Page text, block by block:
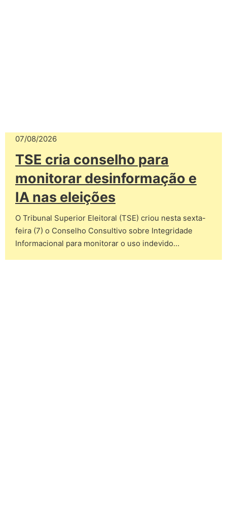
07/08/2026
TSE cria conselho para
monitorar desinformação e
IA nas eleições
O Tribunal Superior Eleitoral (TSE) criou nesta sexta-
feira (7) o Conselho Consultivo sobre Integridade
Informacional para monitorar o uso indevido…